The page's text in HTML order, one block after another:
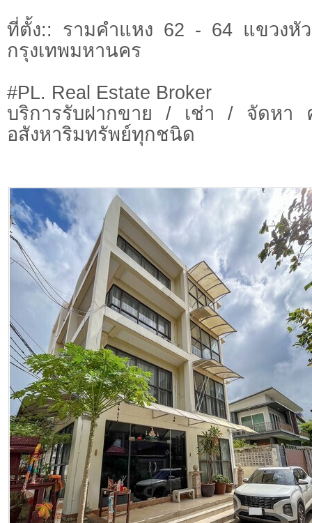
ที่ตั้ง:: รามคำแหง 62 - 64 แขวงหั
กรุงเทพมหานคร
#PL. Real Estate Broker
บริการรับฝากขาย / เช่า / จัดห
อสังหาริมทรัพย์ทุกชนิด